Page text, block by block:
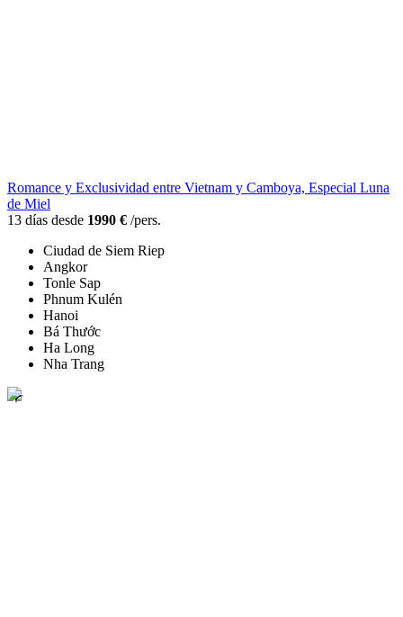
Romance y Exclusividad entre Vietnam y Camboya, Especial Luna
de Miel
13 días desde 1990 € /pers.
Ciudad de Siem Riep
Angkor
Tonle Sap
Phnum Kulén
Hanoi
Bá Thước
Ha Long
Nha Trang